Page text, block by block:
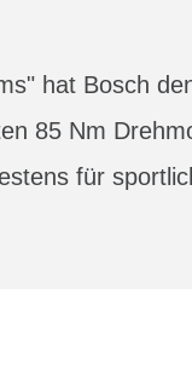
hat Bosch
85 Nm
für